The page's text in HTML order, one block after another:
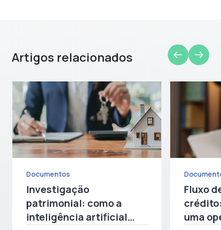
Artigos relacionados
Documentos
Investigação
patrimonial: como a
inteligência artificial
Fluxo
uma